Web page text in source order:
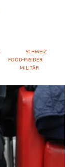
SCHWEIZ
FOOD-INSIDER
MILITÄR